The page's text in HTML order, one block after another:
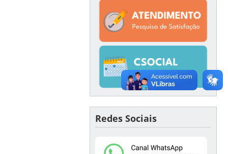
Redes Sociais